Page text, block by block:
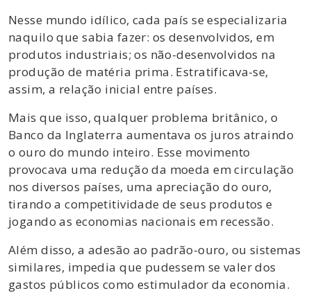
Nesse mundo idílico, cada país se especializaria
naquilo que sabia fazer: os desenvolvidos, em
produtos industriais; os não-desenvolvidos na
produção de matéria prima. Estratificava-se,
assim, a relação inicial entre países.
Mais que isso, qualquer problema britânico, o
Banco da Inglaterra aumentava os juros atraindo
o ouro do mundo inteiro. Esse movimento
provocava uma redução da moeda em circulação
nos diversos países, uma apreciação do ouro,
tirando a competitividade de seus produtos e
jogando as economias nacionais em recessão.
Além disso, a adesão ao padrão-ouro, ou sistemas
similares, impedia que pudessem se valer dos
gastos públicos como estimulador da economia.